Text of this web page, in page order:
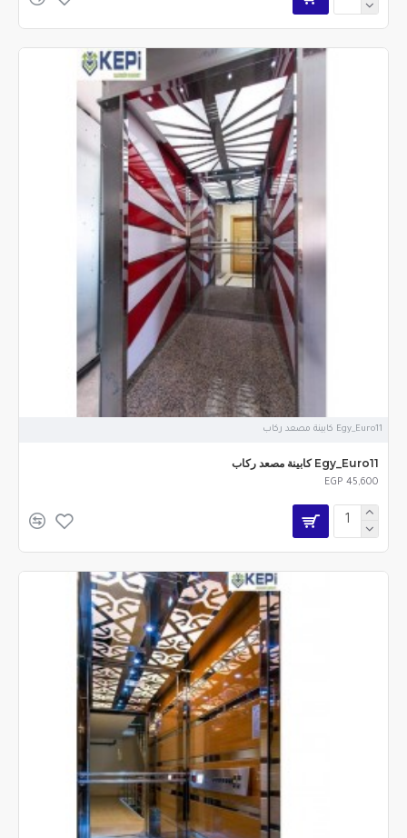
Egy_Euro11 كابينة مصعد ركاب
Egy_Euro11 كابينة مصعد ركاب
EGP 45,600